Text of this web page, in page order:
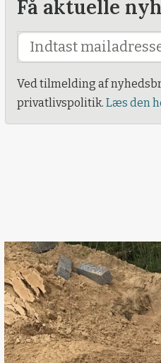
Få aktuelle
Ved tilmelding af
privatlivspolitik. Læs den